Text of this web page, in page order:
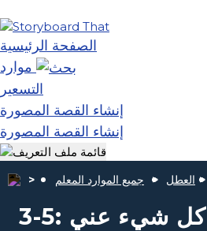
الصفحة الرئيسية
موارد
التسعير
إنشاء القصة المصورة
إنشاء القصة المصورة
جميع الموارد المعلم العطل
3-5: كل شيء عني